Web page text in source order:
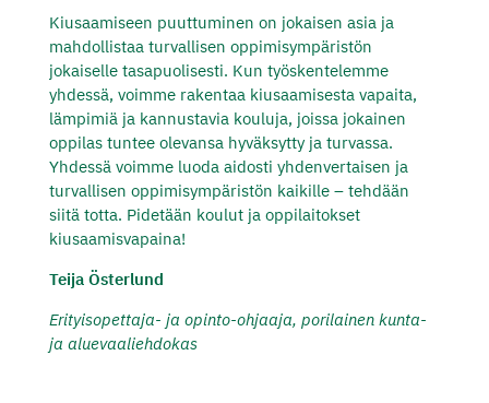
Kiusaamiseen puuttuminen on jokaisen asia ja
mahdollistaa turvallisen oppimisympäristön
jokaiselle tasapuolisesti. Kun työskentelemme
yhdessä, voimme rakentaa kiusaamisesta vapaita,
lämpimiä ja kannustavia kouluja, joissa jokainen
oppilas tuntee olevansa hyväksytty ja turvassa.
Yhdessä voimme luoda aidosti yhdenvertaisen ja
turvallisen oppimisympäristön kaikille – tehdään
siitä totta. Pidetään koulut ja oppilaitokset
kiusaamisvapaina!
Teija Österlund
Erityisopettaja- ja opinto-ohjaaja, porilainen kunta-
ja aluevaaliehdokas